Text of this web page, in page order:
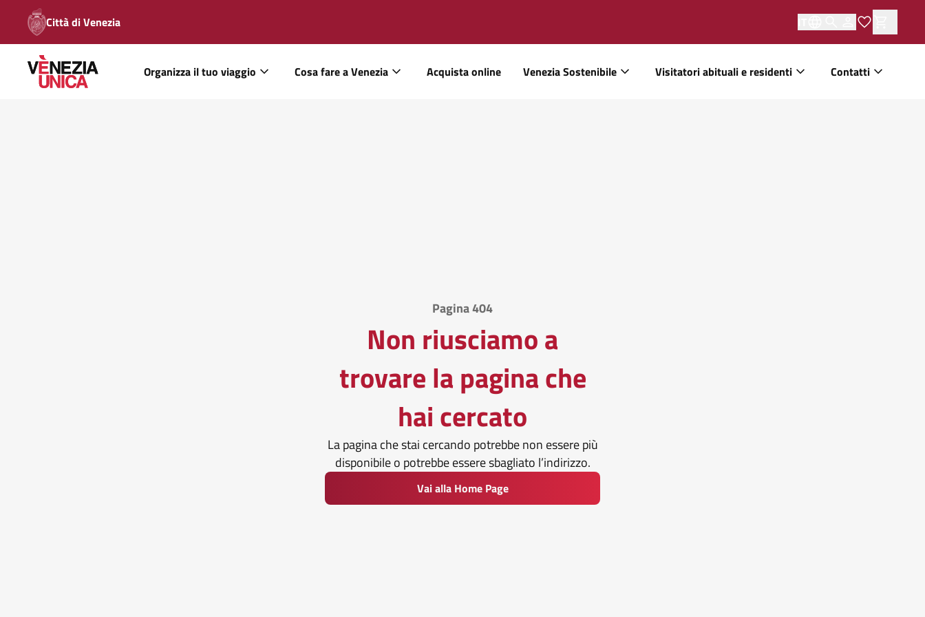
Città di Venezia
Organizza il tuo viaggio Cosa fare a Venezia Acquista online Venezia Sostenibile Visitatori abituali e residenti Contatti
Pagina 404
Non riusciamo a
trovare la pagina che
hai cercato
La pagina che stai cercando potrebbe non essere più
disponibile o potrebbe essere sbagliato l’indirizzo.
Vai alla Home Page